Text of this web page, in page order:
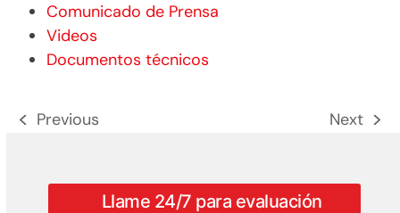
Comunicado de Prensa
Videos
Documentos técnicos
entrada
Previous
siguiente
Next
Llame 24/7 para evaluación